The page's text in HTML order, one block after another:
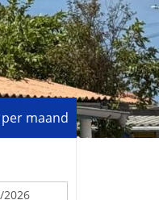
per maand